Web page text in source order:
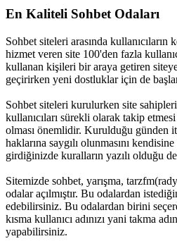
En Kaliteli Sohbet Odaları
Sohbet siteleri arasında
hizmet veren site 100'den fazla
kullanan kişileri bir araya getiren
geçirirken yeni dostluklar için de
Sohbet siteleri kurulurken site
kullanıcıları sürekli olarak takip
olması önemlidir. Kurulduğu günden
haklarına saygılı olunmasını
girdiğinizde kuralların yazılı olduğu
Sitemizde sohbet, yarışma,
odalar açılmıştır. Bu odalardan
edebilirsiniz. Bu odalardan birini
kısma kullanıcı adınızı yani takma
yapabilirsiniz.